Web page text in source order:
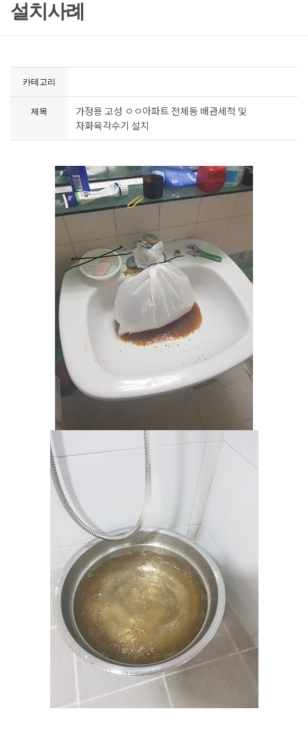
설치사례
카테고리
제목
가정용 고성 ㅇㅇ아파트 전체동 배관세척 및
자화육각수기 설치